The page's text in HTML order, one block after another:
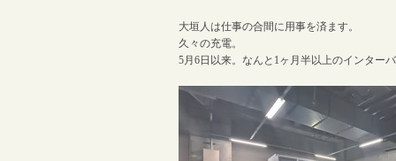
大垣人は仕事の合間に用事を済ます。
久々の充電。
5月6日以来。なんと1ヶ月半以上のインター